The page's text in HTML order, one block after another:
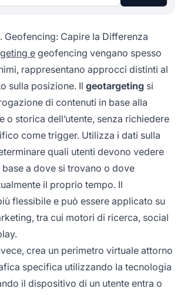
Geofencing: Capire la Differenza
e geofencing vengano spesso
rappresentano approcci distinti al
sulla posizione. Il geotargeting si
di contenuti in base alla
o storica dell’utente, senza richiedere
come trigger. Utilizza i dati sulla
quali utenti devono vedere
base a dove si trovano o dove
il proprio tempo. Il
flessibile e può essere applicato su
tra cui motori di ricerca, social
crea un perimetro virtuale attorno
specifica utilizzando la tecnologia
il dispositivo di un utente entra o